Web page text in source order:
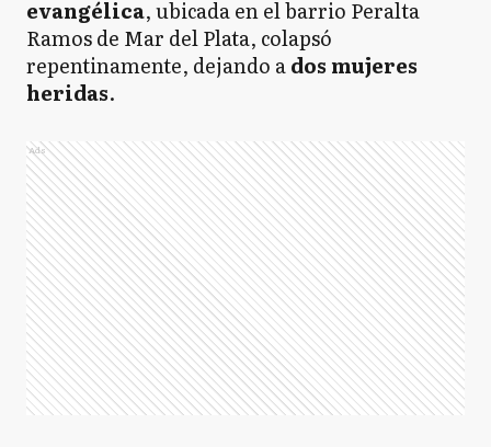
evangélica, ubicada en el barrio Peralta
Ramos de Mar del Plata, colapsó
repentinamente, dejando ados mujeres
heridas.​
Ads